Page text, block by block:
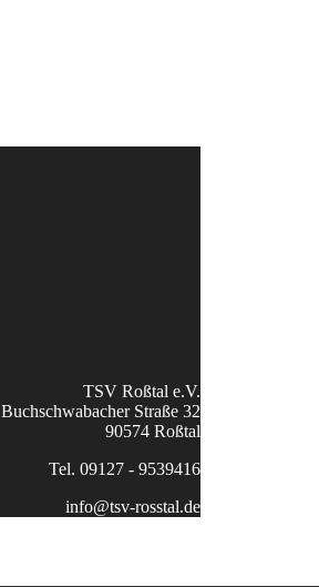
TSV Roßtal e.V.
Buchschwabacher Straße 32
90574 Roßtal
Tel. 09127 - 9539416
info@tsv-rosstal.de